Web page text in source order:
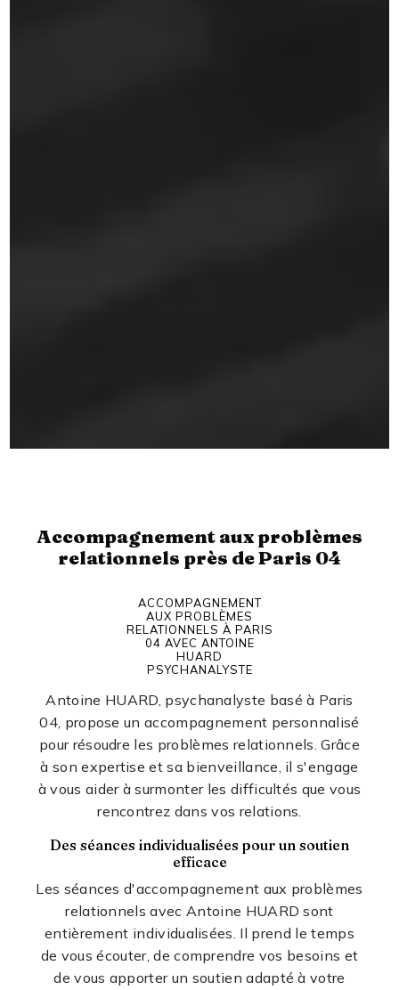
Accompagnement aux problèmes
relationnels près de Paris 04
ACCOMPAGNEMENT
AUX PROBLÈMES
RELATIONNELS À PARIS
04 AVEC ANTOINE
HUARD
PSYCHANALYSTE
Antoine HUARD, psychanalyste basé à Paris
04, propose un accompagnement personnalisé
pour résoudre les problèmes relationnels. Grâce
à son expertise et sa bienveillance, il s'engage
à vous aider à surmonter les difficultés que vous
rencontrez dans vos relations.
Des séances individualisées pour un soutien
efficace
Les séances d'accompagnement aux problèmes
relationnels avec Antoine HUARD sont
entièrement individualisées. Il prend le temps
de vous écouter, de comprendre vos besoins et
de vous apporter un soutien adapté à votre